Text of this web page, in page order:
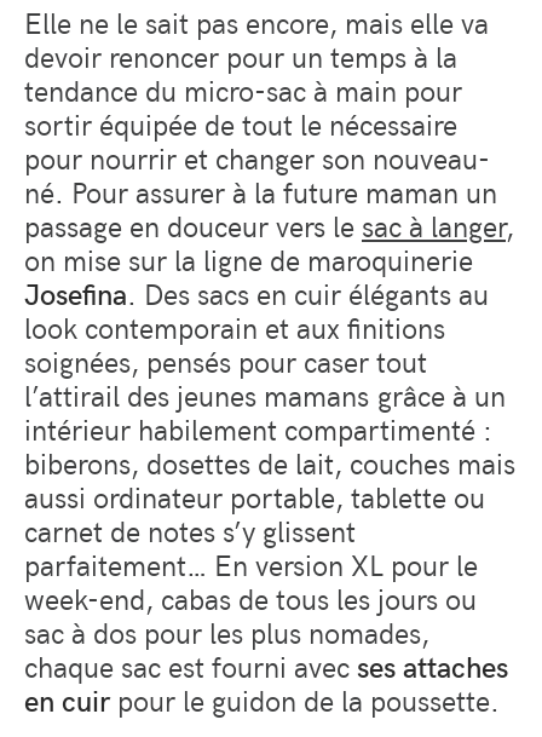
Elle ne le sait pas encore, mais elle va
devoir renoncer pour un temps à la
tendance du micro-sac à main pour
sortir équipée de tout le nécessaire
pour nourrir et changer son nouveau-
né. Pour assurer à la future maman un
passage en douceur vers le sac à langer,
on mise sur la ligne de maroquinerie
Josefina. Des sacs en cuir élégants au
look contemporain et aux finitions
soignées, pensés pour caser tout
l’attirail des jeunes mamans grâce à un
intérieur habilement compartimenté :
biberons, dosettes de lait, couches mais
aussi ordinateur portable, tablette ou
carnet de notes s’y glissent
parfaitement… En version XL pour le
week-end, cabas de tous les jours ou
sac à dos pour les plus nomades,
chaque sac est fourni avec ses attaches
en cuirpour le guidon de la poussette.